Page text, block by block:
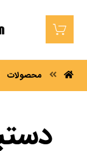
محصولات